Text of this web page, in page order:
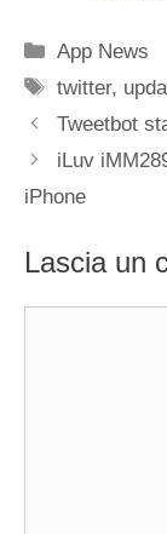
Categorie
App News
Tag
twitter,
Tweetbot
iLuv
iPhone
Lascia un